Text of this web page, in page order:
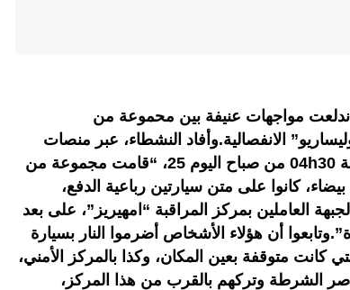
مواجهات عنيفة بين محموعة من
الانفصالية.وأفاد النشطاء، عبر منصات
التواصل الاجتماعي، بأنه في حدود الساعة 04h30 من صباح اليوم 25، “قامت مجموعة من
كانوا على متن سيارتين رباعية الدفع،
العاملين بمركز المراقبة “امهيريز”، على بعد
أن هؤلاء الأشخاص أضرموا النار بسيارة
كانت متوقفة بعين المكان، وكذا بالمركز الأمني،
الشرطة وتركهم بالقرب من هذا المركز،